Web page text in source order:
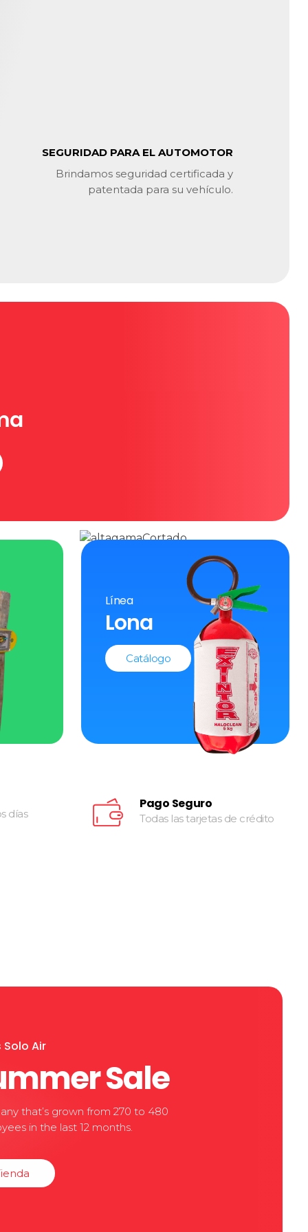
SEGURIDAD PARA EL AUTOMOTOR
Brindamos seguridad certificada y
patentada para su vehículo.
Línea
Lona
Catálogo
días
Pago Seguro
Todas las tarjetas de crédito
Solo Air
Sale
that’s grown from 270 to 480
in the last 12 months.